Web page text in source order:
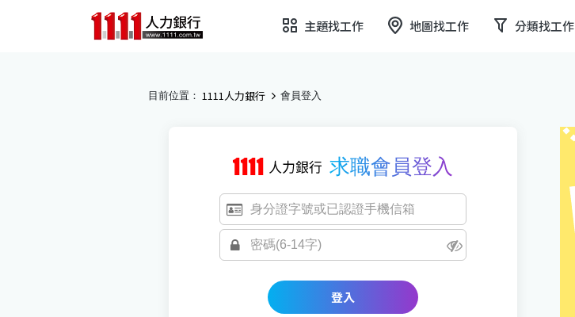
主題找工作 地圖找工作 分類找工作
目前位置： 1111人力銀行 會員登入
求職會員登入
登入